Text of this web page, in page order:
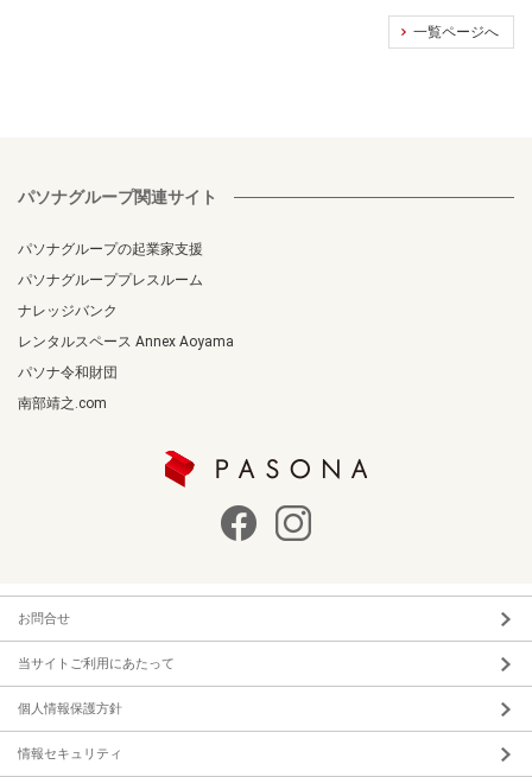
一覧ページへ
パソナグループ関連サイト
パソナグループの起業家支援
パソナグループプレスルーム
ナレッジバンク
レンタルスペース Annex Aoyama
パソナ令和財団
南部靖之.com
お問合せ
当サイトご利用にあたって
個人情報保護方針
情報セキュリティ